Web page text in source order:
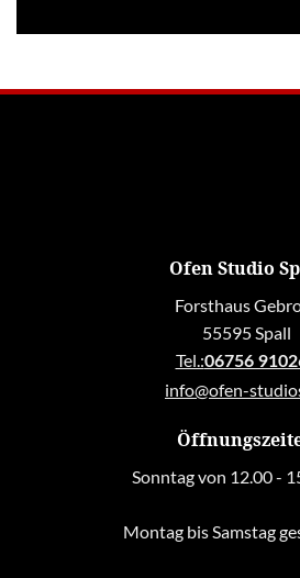
Ofen Studio
Forsthaus
55595 Spall
Tel.:06756
info@ofen-
Sonntag von 12.00 -
Montag bis Samstag